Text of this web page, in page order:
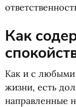
Как
Как и с
жизни, есть
направленные